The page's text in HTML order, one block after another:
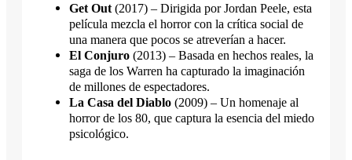
Get Out(2017) – Dirigida por Jordan Peele, esta
película mezcla el horror con la crítica social de
una manera que pocos se atreverían a hacer.
El Conjuro (2013) – Basada en hechos reales, la
saga de los Warren ha capturado la imaginación
de millones de espectadores.
La Casa del Diablo (2009) – Un homenaje al
horror de los 80, que captura la esencia del miedo
psicológico.